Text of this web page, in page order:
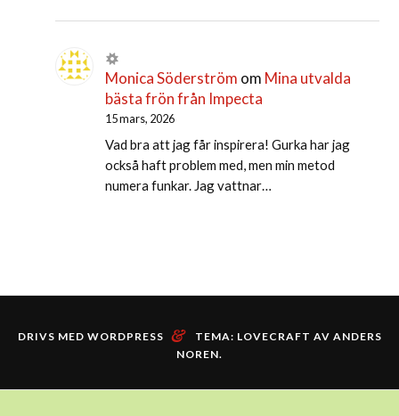
Monica Söderström om Mina utvalda
bästa frön från Impecta
15 mars, 2026
Vad bra att jag får inspirera! Gurka har jag
också haft problem med, men min metod
numera funkar. Jag vattnar…
DRIVS MED WORDPRESS & TEMA: LOVECRAFT AV ANDERS
NOREN.